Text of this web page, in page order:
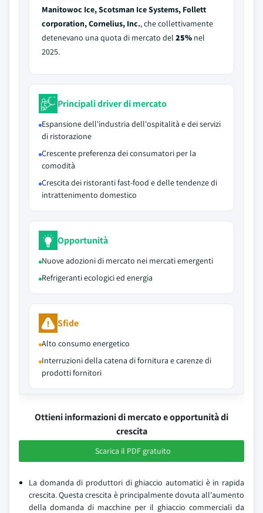
Manitowoc Ice, Scotsman Ice Systems, Follett
corporation, Cornelius, Inc., che collettivamente
detenevano una quota di mercato del 25% nel
2025.
Principali driver di mercato
Espansione dell'industria dell'ospitalità e dei servizi
di ristorazione
Crescente preferenza dei consumatori per la
comodità
Crescita dei ristoranti fast-food e delle tendenze di
intrattenimento domestico
Opportunità
Nuove adozioni di mercato nei mercati emergenti
Refrigeranti ecologici ed energia
Sfide
Alto consumo energetico
Interruzioni della catena di fornitura e carenze di
prodotti fornitori
Ottieni informazioni di mercato e opportunità di
crescita
Scarica il PDF gratuito
La domanda di produttori di ghiaccio automatici è in rapida
crescita. Questa crescita è principalmente dovuta all'aumento
della domanda di macchine per il ghiaccio commerciali da